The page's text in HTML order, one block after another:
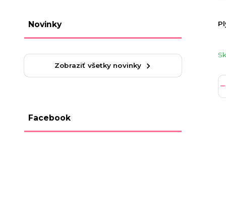
Novinky
Zobraziť všetky novinky
Facebook